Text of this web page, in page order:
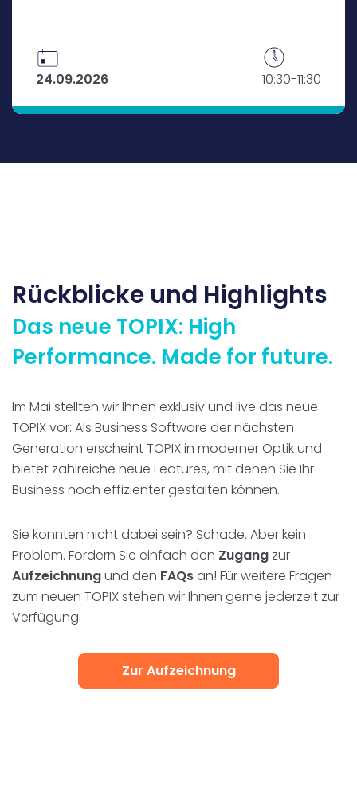
24.09.2026 10:30-11:30
Unsere Experten zeigen Ihnen, wie TOPIX tickt
anmelden
Rückblicke und Highlights
Das neue TOPIX: High
Performance. Made for future.
Im Mai stellten wir Ihnen exklusiv und live das neue
TOPIX vor: Als Business Software der nächsten
Generation erscheint TOPIX in moderner Optik und
bietet zahlreiche neue Features, mit denen Sie Ihr
Business noch effizienter gestalten können.
Sie konnten nicht dabei sein? Schade. Aber kein
Problem. Fordern Sie einfach den Zugang zur
Aufzeichnungund den FAQsan! Für weitere Fragen
zum neuen TOPIX stehen wir Ihnen gerne jederzeit zur
Verfügung.
Zur Aufzeichnung